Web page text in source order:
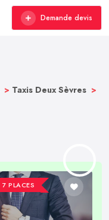
Demande devis
> Taxis Deux Sèvres >
7 PLACES